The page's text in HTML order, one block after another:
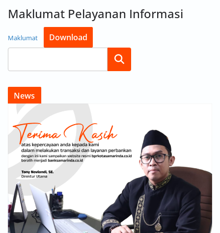
Maklumat Pelayanan Informasi
Maklumat Download
Search
News